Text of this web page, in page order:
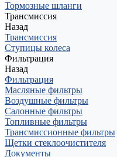
Тормозные шланги
Трансмиссия
Назад
Трансмиссия
Ступицы колеса
Фильтрация
Назад
Фильтрация
Масляные фильтры
Воздушные фильтры
Салонные фильтры
Топливные фильтры
Трансмиссионные фильтры
Щетки стеклоочистителя
Документы